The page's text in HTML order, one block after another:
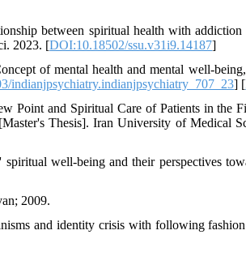
between spiritual health with addiction
2023. [DOI:10.18502/ssu.v31i9.14187]
of mental health and mental well-
indianjpsychiatry.indianjpsychiatry_707_23] [
Point and Spiritual Care of Patients in the
Thesis]. Iran University of Medical
well-being and their perspectives
2009.
and identity crisis with following